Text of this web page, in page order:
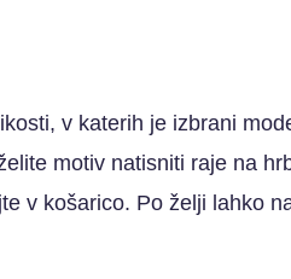
v katerih je izbrani
motiv natisniti raje na
v košarico. Po želji lahko